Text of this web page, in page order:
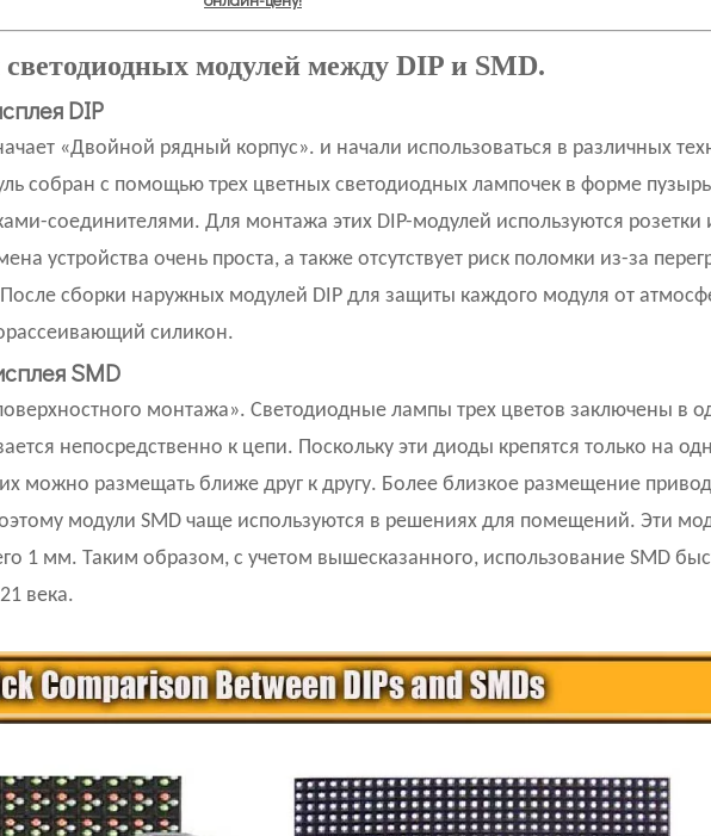
модулей между DIP и SMD.
DIP
«Двойной рядный корпус». и начали использоваться в различных
собран с помощью трех цветных светодиодных лампочек в форме
соединителями. Для монтажа этих DIP-модулей используются розетки
устройства очень проста, а также отсутствует риск поломки из-за
сборки наружных модулей DIP для защиты каждого модуля от
силикон.
SMD
монтажа». Светодиодные лампы трех цветов заключены в
непосредственно к цепи. Поскольку эти диоды крепятся только на
можно размещать ближе друг к другу. Более близкое размещение
модули SMD чаще используются в решениях для помещений. Эти
1 мм. Таким образом, с учетом вышесказанного, использование SMD
века.